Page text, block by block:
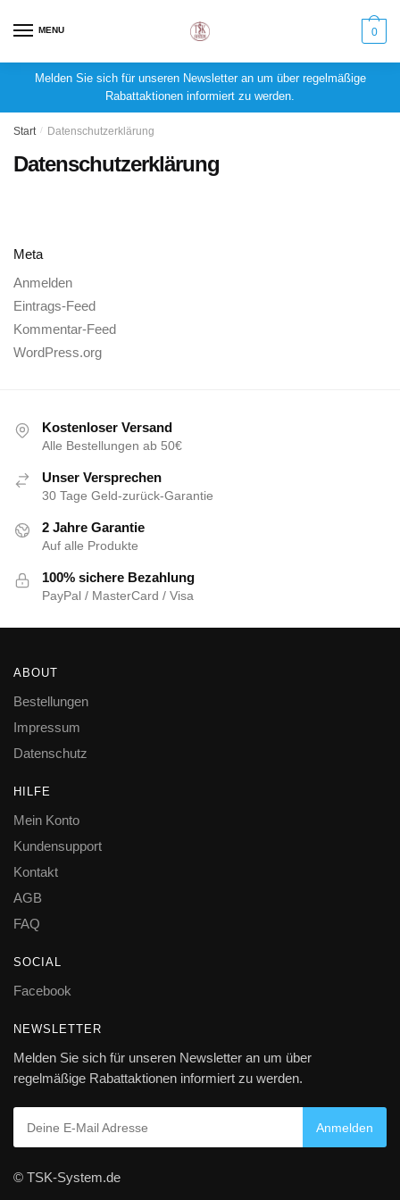
MENU 0
Melden Sie sich für unseren Newsletter an um über regelmäßige
Rabattaktionen informiert zu werden.
Start / Datenschutzerklärung
Datenschutzerklärung
Meta
Anmelden
Eintrags-Feed
Kommentar-Feed
WordPress.org
Kostenloser Versand
Alle Bestellungen ab 50€
Unser Versprechen
30 Tage Geld-zurück-Garantie
2 Jahre Garantie
Auf alle Produkte
100% sichere Bezahlung
PayPal / MasterCard / Visa
ABOUT
Bestellungen
Impressum
Datenschutz
HILFE
Mein Konto
Kundensupport
Kontakt
AGB
FAQ
SOCIAL
Facebook
NEWSLETTER
Melden Sie sich für unseren Newsletter an um über
regelmäßige Rabattaktionen informiert zu werden.
© TSK-System.de